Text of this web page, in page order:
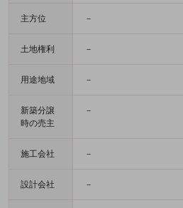
主方位 －
土地権利 －
用途地域 －
新築分譲
時の売主
－
施工会社 －
設計会社 －